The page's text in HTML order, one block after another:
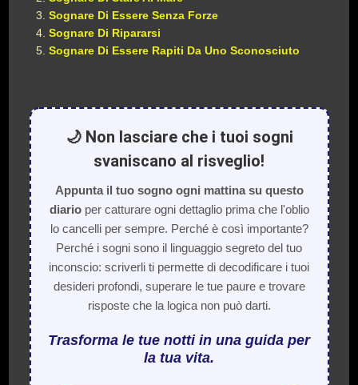
Sognare Di Essere Senza Forze
Sognare Di Ripararsi
Sognare Di Essere Rapiti Da Uno Sconosciuto
🌙 Non lasciare che i tuoi sogni
svaniscano al risveglio!
Appunta il tuo sogno ogni mattina su questo
diarioper catturare ogni dettaglio prima che l'oblio
lo cancelli per sempre. Perché è così importante?
Perché i sogni sono il linguaggio segreto del tuo
inconscio: scriverli ti permette di decodificare i tuoi
desideri profondi, superare le tue paure e trovare
risposte che la logica non può darti.
Trasforma le tue notti in una guida per
la tua vita.